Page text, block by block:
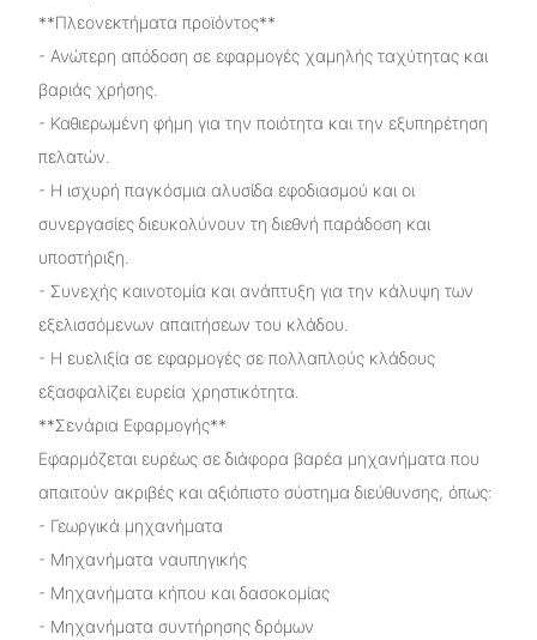
**Πλεονεκτήματα προϊόντος**
- Ανώτερη απόδοση σε εφαρμογές χαμηλής ταχύτητας και
βαριάς χρήσης.
- Καθιερωμένη φήμη για την ποιότητα και την εξυπηρέτηση
πελατών.
- Η ισχυρή παγκόσμια αλυσίδα εφοδιασμού και οι
συνεργασίες διευκολύνουν τη διεθνή παράδοση και
υποστήριξη.
- Συνεχής καινοτομία και ανάπτυξη για την κάλυψη των
εξελισσόμενων απαιτήσεων του κλάδου.
- Η ευελιξία σε εφαρμογές σε πολλαπλούς κλάδους
εξασφαλίζει ευρεία χρηστικότητα.
**Σενάρια Εφαρμογής**
Εφαρμόζεται ευρέως σε διάφορα βαρέα μηχανήματα που
απαιτούν ακριβές και αξιόπιστο σύστημα διεύθυνσης, όπως:
- Γεωργικά μηχανήματα
- Μηχανήματα ναυπηγικής
- Μηχανήματα κήπου και δασοκομίας
- Μηχανήματα συντήρησης δρόμων